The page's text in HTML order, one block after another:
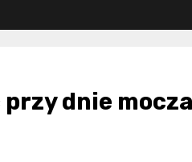
dnie